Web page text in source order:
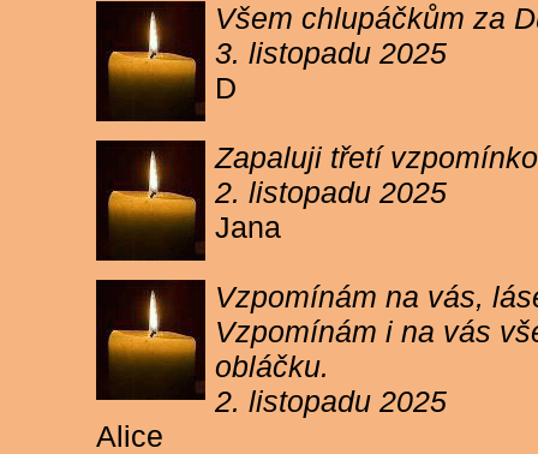
Všem chlupáčkům za
3. listopadu 2025
D
Zapaluji třetí
2. listopadu 2025
Jana
Vzpomínám na vás,
Vzpomínám i na vás
obláčku.
2. listopadu 2025
Alice